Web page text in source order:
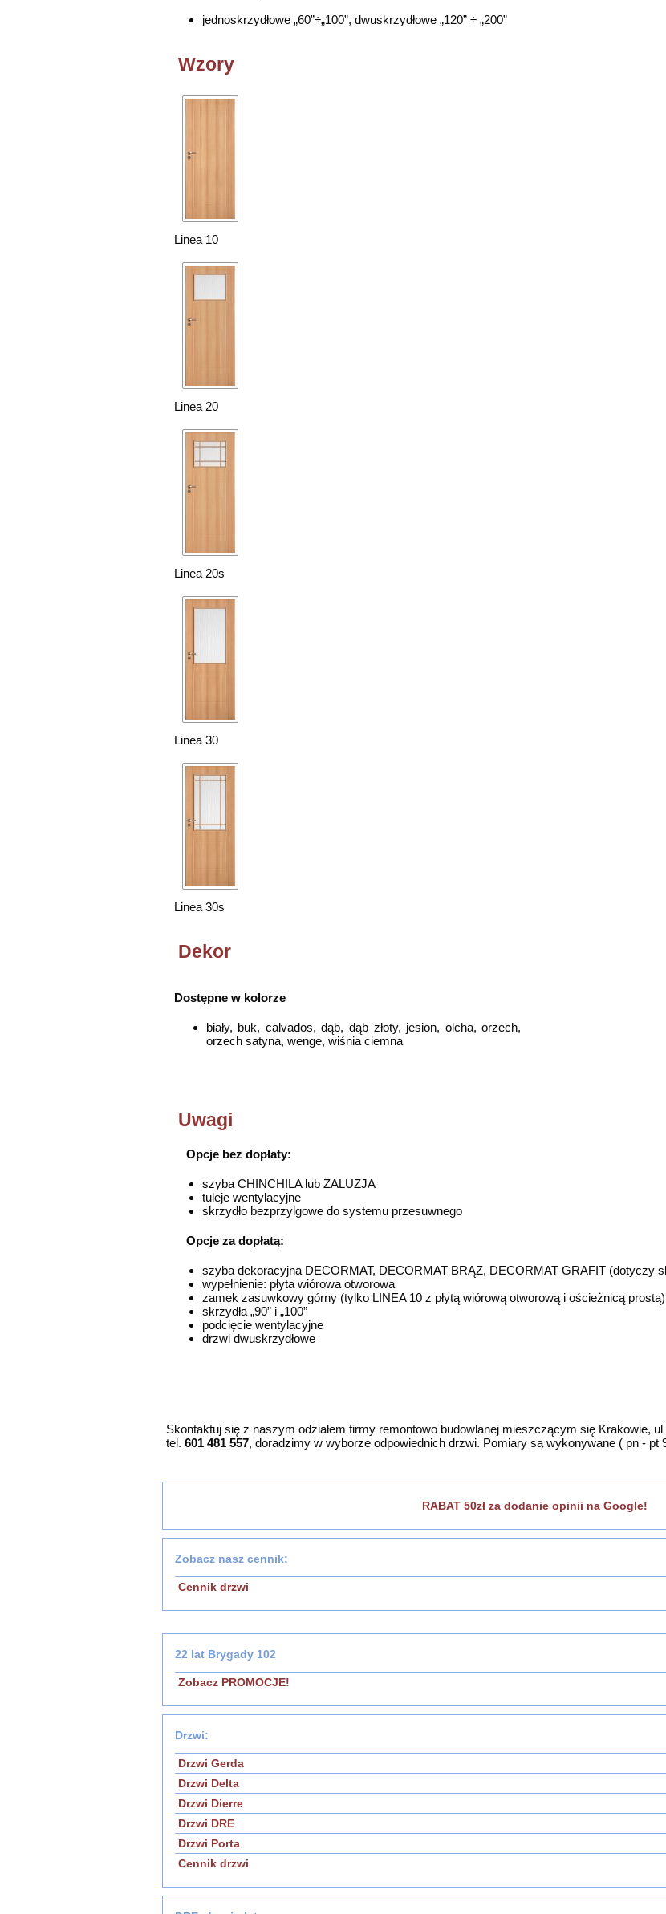
RABAT 50zł za dodanie opinii na Google!
Zobacz nasz cennik:
Cennik drzwi
22 lat Brygady 102
Zobacz PROMOCJE!
Drzwi:
Drzwi Gerda
Drzwi Delta
Drzwi Dierre
Drzwi DRE
Drzwi Porta
Cennik drzwi
jednoskrzydłowe „60”÷„100”, dwuskrzydłowe „120” ÷ „200”
Wzory
Linea 10
Linea 20
Linea 20s
Linea 30
Linea 30s
Dekor
Dostępne w kolorze
biały, buk, calvados, dąb, dąb złoty, jesion, olcha, orzech,
orzech satyna, wenge, wiśnia ciemna
Uwagi
Opcje bez dopłaty:
szyba CHINCHILA lub ŻALUZJA
tuleje wentylacyjne
skrzydło bezprzylgowe do systemu przesuwnego
Opcje za dopłatą:
szyba dekoracyjna DECORMAT, DECORMAT BRĄZ, DECORMAT GRAFIT (dotyczy
wypełnienie: płyta wiórowa otworowa
zamek zasuwkowy górny (tylko LINEA 10 z płytą wiórową otworową i ościeżnicą prostą)
skrzydła „90” i „100”
podcięcie wentylacyjne
drzwi dwuskrzydłowe
Skontaktuj się z naszym odziałem firmy remontowo budowlanej mieszczącym się Krakowie, ul
tel. 601 481 557, doradzimy w wyborze odpowiednich drzwi. Pomiary są wykonywane ( pn - pt